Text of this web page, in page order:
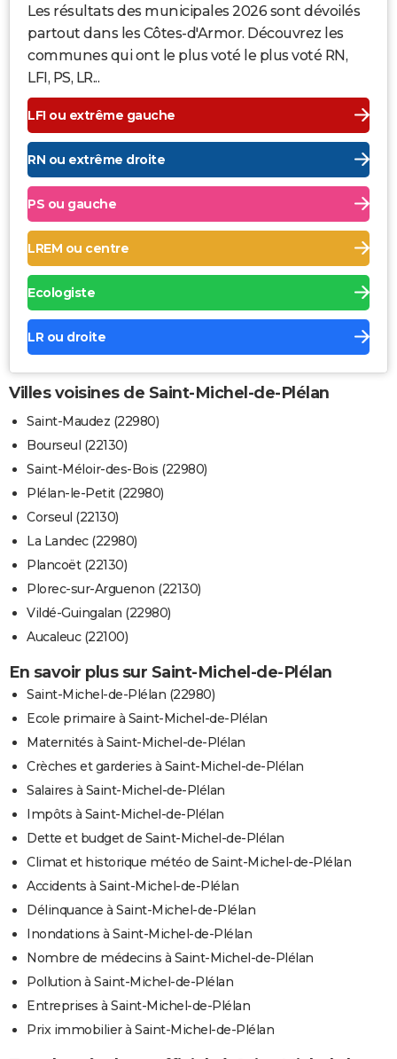
Les résultats des municipales 2026 sont dévoilés
partout dans les Côtes-d'Armor. Découvrez les
communes qui ont le plus voté le plus voté RN,
LFI, PS, LR...
LFI ou extrême gauche
RN ou extrême droite
PS ou gauche
LREM ou centre
Ecologiste
LR ou droite
Villes voisines de Saint-Michel-de-Plélan
Saint-Maudez (22980)
Bourseul (22130)
Saint-Méloir-des-Bois (22980)
Plélan-le-Petit (22980)
Corseul (22130)
La Landec (22980)
Plancoët (22130)
Plorec-sur-Arguenon (22130)
Vildé-Guingalan (22980)
Aucaleuc (22100)
En savoir plus sur Saint-Michel-de-Plélan
Saint-Michel-de-Plélan (22980)
Ecole primaire à Saint-Michel-de-Plélan
Maternités à Saint-Michel-de-Plélan
Crèches et garderies à Saint-Michel-de-Plélan
Salaires à Saint-Michel-de-Plélan
Impôts à Saint-Michel-de-Plélan
Dette et budget de Saint-Michel-de-Plélan
Climat et historique météo de Saint-Michel-de-Plélan
Accidents à Saint-Michel-de-Plélan
Délinquance à Saint-Michel-de-Plélan
Inondations à Saint-Michel-de-Plélan
Nombre de médecins à Saint-Michel-de-Plélan
Pollution à Saint-Michel-de-Plélan
Entreprises à Saint-Michel-de-Plélan
Prix immobilier à Saint-Michel-de-Plélan